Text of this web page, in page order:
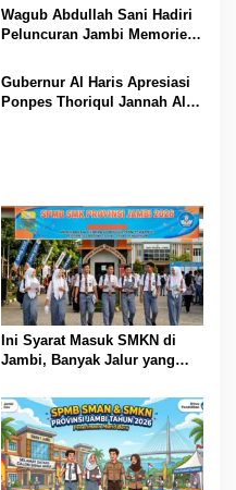
Sarolangun
Wagub Abdullah Sani Hadiri
Peluncuran Jambi Memories
Gubernur Al Haris Apresiasi
Ponpes Thoriqul Jannah Al-
Ini Syarat Masuk SMKN di
Jambi, Banyak Jalur yang